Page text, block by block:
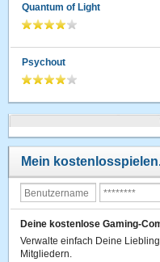
Quantum of Light
Psychout
Mein
Deine kostenlose Gaming-
Verwalte einfach Deine
Mitgliedern.